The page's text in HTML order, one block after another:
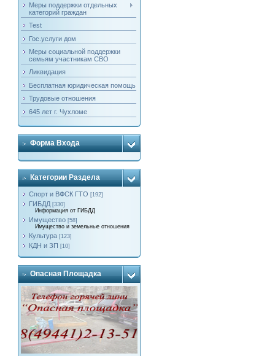
Меры поддержки отдельных
категорий граждан
Test
Гос.услуги дом
Меры социальной поддержки
семьям участникам СВО
Ликвидация
Бесплатная юридическая помощь
Трудовые отношения
645 лет г. Чухломе
Форма Входа
Категории Раздела
Спорт и ВФСК ГТО [192]
ГИБДД [330]
Информация от ГИБДД
Имущество [58]
Имущество и земельные отношения
Культура [123]
КДН и ЗП [10]
Опасная Площадка